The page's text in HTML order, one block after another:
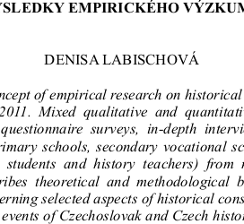
EMPIRICKÉHO
DENISA LABISCHOVÁ
of empirical research on historical
Mixed  qualitative  and
surveys,  in-depth
schools, secondary vocational
and  history  teachers)  from
theoretical  and  methodological
selected aspects of historical
of Czechoslovak and Czech